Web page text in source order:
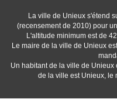
La ville de Unieux s'étend
(recensement de 2010) pour
L'altitude minimum est de
Le maire de la ville de Unieux
Un habitant de la ville de
de la ville est Unieux, le